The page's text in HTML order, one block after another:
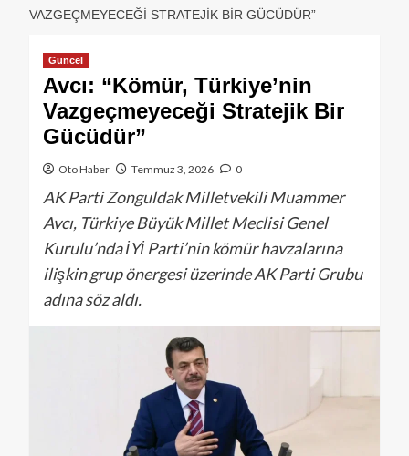
VAZGEÇMEYECEĞI STRATEJIK BIR GÜCÜDÜR”
Güncel
Avcı: “Kömür, Türkiye’nin
Vazgeçmeyeceği Stratejik Bir
Gücüdür”
Oto Haber Temmuz 3, 2026 0
AK Parti Zonguldak Milletvekili Muammer
Avcı, Türkiye Büyük Millet Meclisi Genel
Kurulu’nda İYİ Parti’nin kömür havzalarına
ilişkin grup önergesi üzerinde AK Parti Grubu
adına söz aldı.